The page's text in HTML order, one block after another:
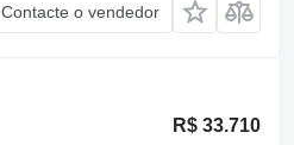
Contacte o vendedor
R$ 33.710